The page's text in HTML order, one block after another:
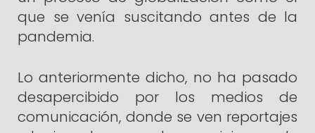
que se venía suscitando antes de la
pandemia.
Lo anteriormente dicho, no ha pasado
desapercibido por los medios de
comunicación, donde se ven reportajes